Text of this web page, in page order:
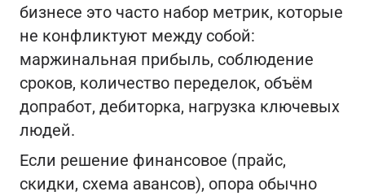
бизнесе это часто набор метрик, которые
не конфликтуют между собой:
маржинальная прибыль, соблюдение
сроков, количество переделок, объём
допработ, дебиторка, нагрузка ключевых
людей.
Если решение финансовое (прайс,
скидки, схема авансов), опора обычно